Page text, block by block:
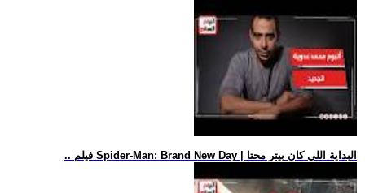
.. فيلم Spider-Man: Brand New Day | البداية اللي كان بيتر محتا